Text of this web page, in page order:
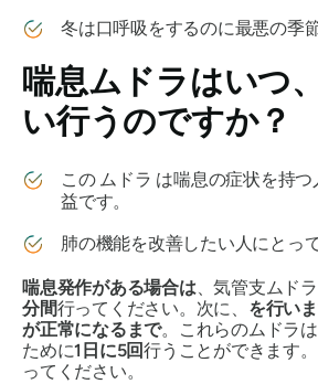
冬は口呼吸をするのに最悪の季節
喘息ムドラはいつ
い行うのですか？
この ムドラ は喘息の症状を持
益です。
肺の機能を改善したい人にとっ
喘息発作がある場合は、気管支ムド
分間行ってください。次に、 を行い
が正常になるまで。これらのムドラは
ために1日に5回行うことができます
ってください。